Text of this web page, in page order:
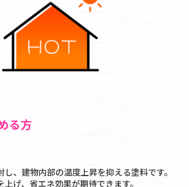
る方
、建物内部の温度上昇を抑える塗料です。
げ、省エネ効果が期待できます。